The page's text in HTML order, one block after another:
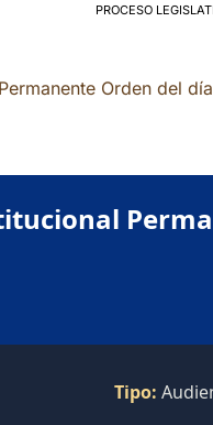
PROCESO
Orden del
Tipo: